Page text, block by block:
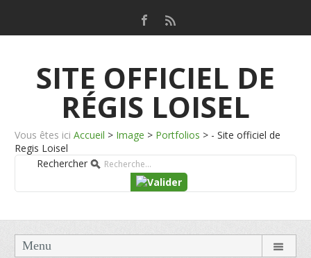
SITE OFFICIEL DE
RÉGIS LOISEL
Vous êtes ici Accueil > Image > Portfolios > - Site officiel de
Regis Loisel
Rechercher
Menu